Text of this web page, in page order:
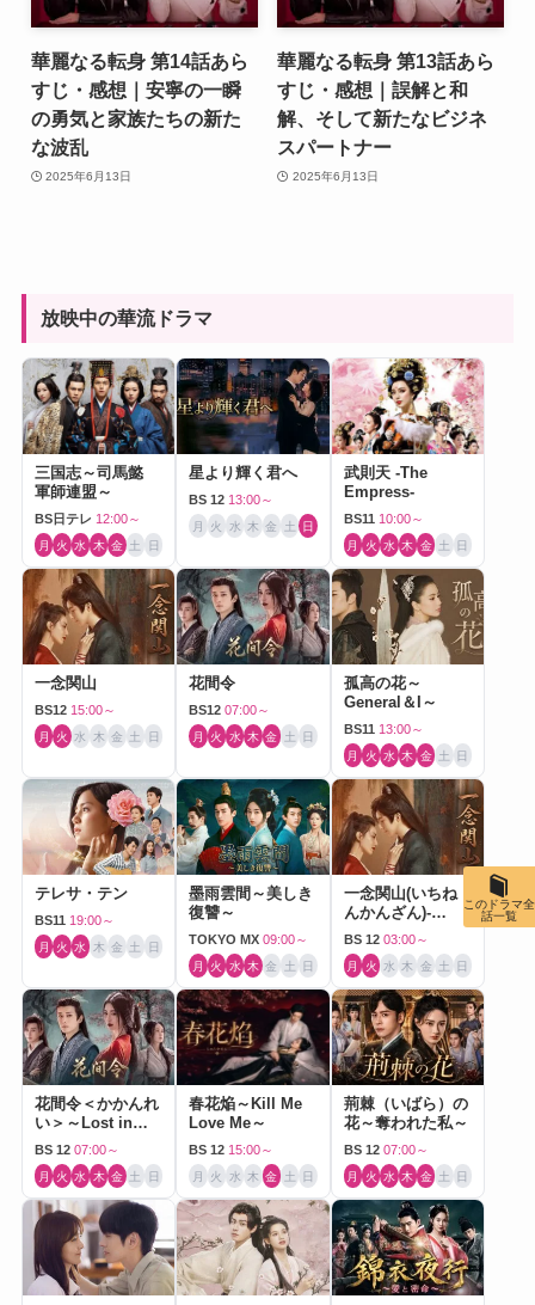
華麗なる転身 第14話あら
すじ・感想｜安寧の一瞬
の勇気と家族たちの新た
な波乱
2025年6月13日
華麗なる転身 第13話あら
すじ・感想｜誤解と和
解、そして新たなビジネ
スパートナー
2025年6月13日
放映中の華流ドラマ
三国志～司馬懿
軍師連盟～
BS日テレ 12:00～
月 火 水 木 金 土 日
星より輝く君へ
BS 12 13:00～
月 火 水 木 金 土 日
武則天 -The
Empress-
BS11 10:00～
月 火 水 木 金 土 日
一念関山
BS12 15:00～
月 火 水 木 金 土 日
花間令
BS12 07:00～
月 火 水 木 金 土 日
孤高の花～
General＆I～
BS11 13:00～
月 火 水 木 金 土 日
テレサ・テン
BS11 19:00～
月 火 水 木 金 土 日
墨雨雲間～美しき
復讐～
TOKYO MX 09:00～
月 火 水 木 金 土 日
一念関山(いちね
んかんざん)-
Journey to Love-
BS 12 03:00～
月 火 水 木 金 土 日
花間令＜かかんれ
い＞～Lost in
Love～
BS 12 07:00～
月 火 水 木 金 土 日
春花焔～Kill Me
Love Me～
BS 12 15:00～
月 火 水 木 金 土 日
荊棘（いばら）の
花～奪われた私～
BS 12 07:00～
月 火 水 木 金 土 日
このドラマ全
話一覧